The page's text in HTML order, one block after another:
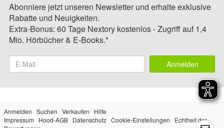
Abonniere jetzt unseren Newsletter und erhalte exklusive
Rabatte und Neuigkeiten.
Extra-Bonus: 60 Tage Nextory kostenlos - Zugriff auf 1,4
Mio. Hörbücher & E-Books.*
Anmelden
Anmelden Suchen Verkaufen
Hilfe
Impressum
Hood-AGB Datenschutz Cookie-Einstellungen
Echtheit der